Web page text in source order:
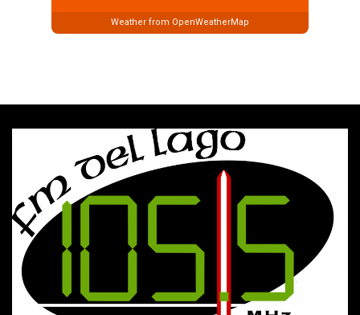
Weather from OpenWeatherMap